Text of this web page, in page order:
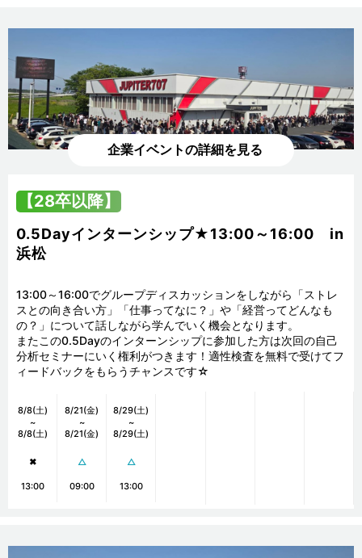
企業イベントの詳細を見る
【28卒以降】
0.5Dayインターンシップ★13:00～16:00 in
浜松
13:00～16:00でグループディスカッションをしながら「ストレ
スとの向き合い方」「仕事ってなに？」や「経営ってどんなも
の？」について話しながら学んでいく機会となります。
またこの0.5Dayのインターンシップに参加した方は次回の自己
分析セミナーにいく権利がつきます！適性検査を無料で受けてフ
ィードバックをもらうチャンスです☆
8/8(土)
~
8/8(土)
✖
13:00
8/21(金)
~
8/21(金)
△
09:00
8/29(土)
~
8/29(土)
△
13:00